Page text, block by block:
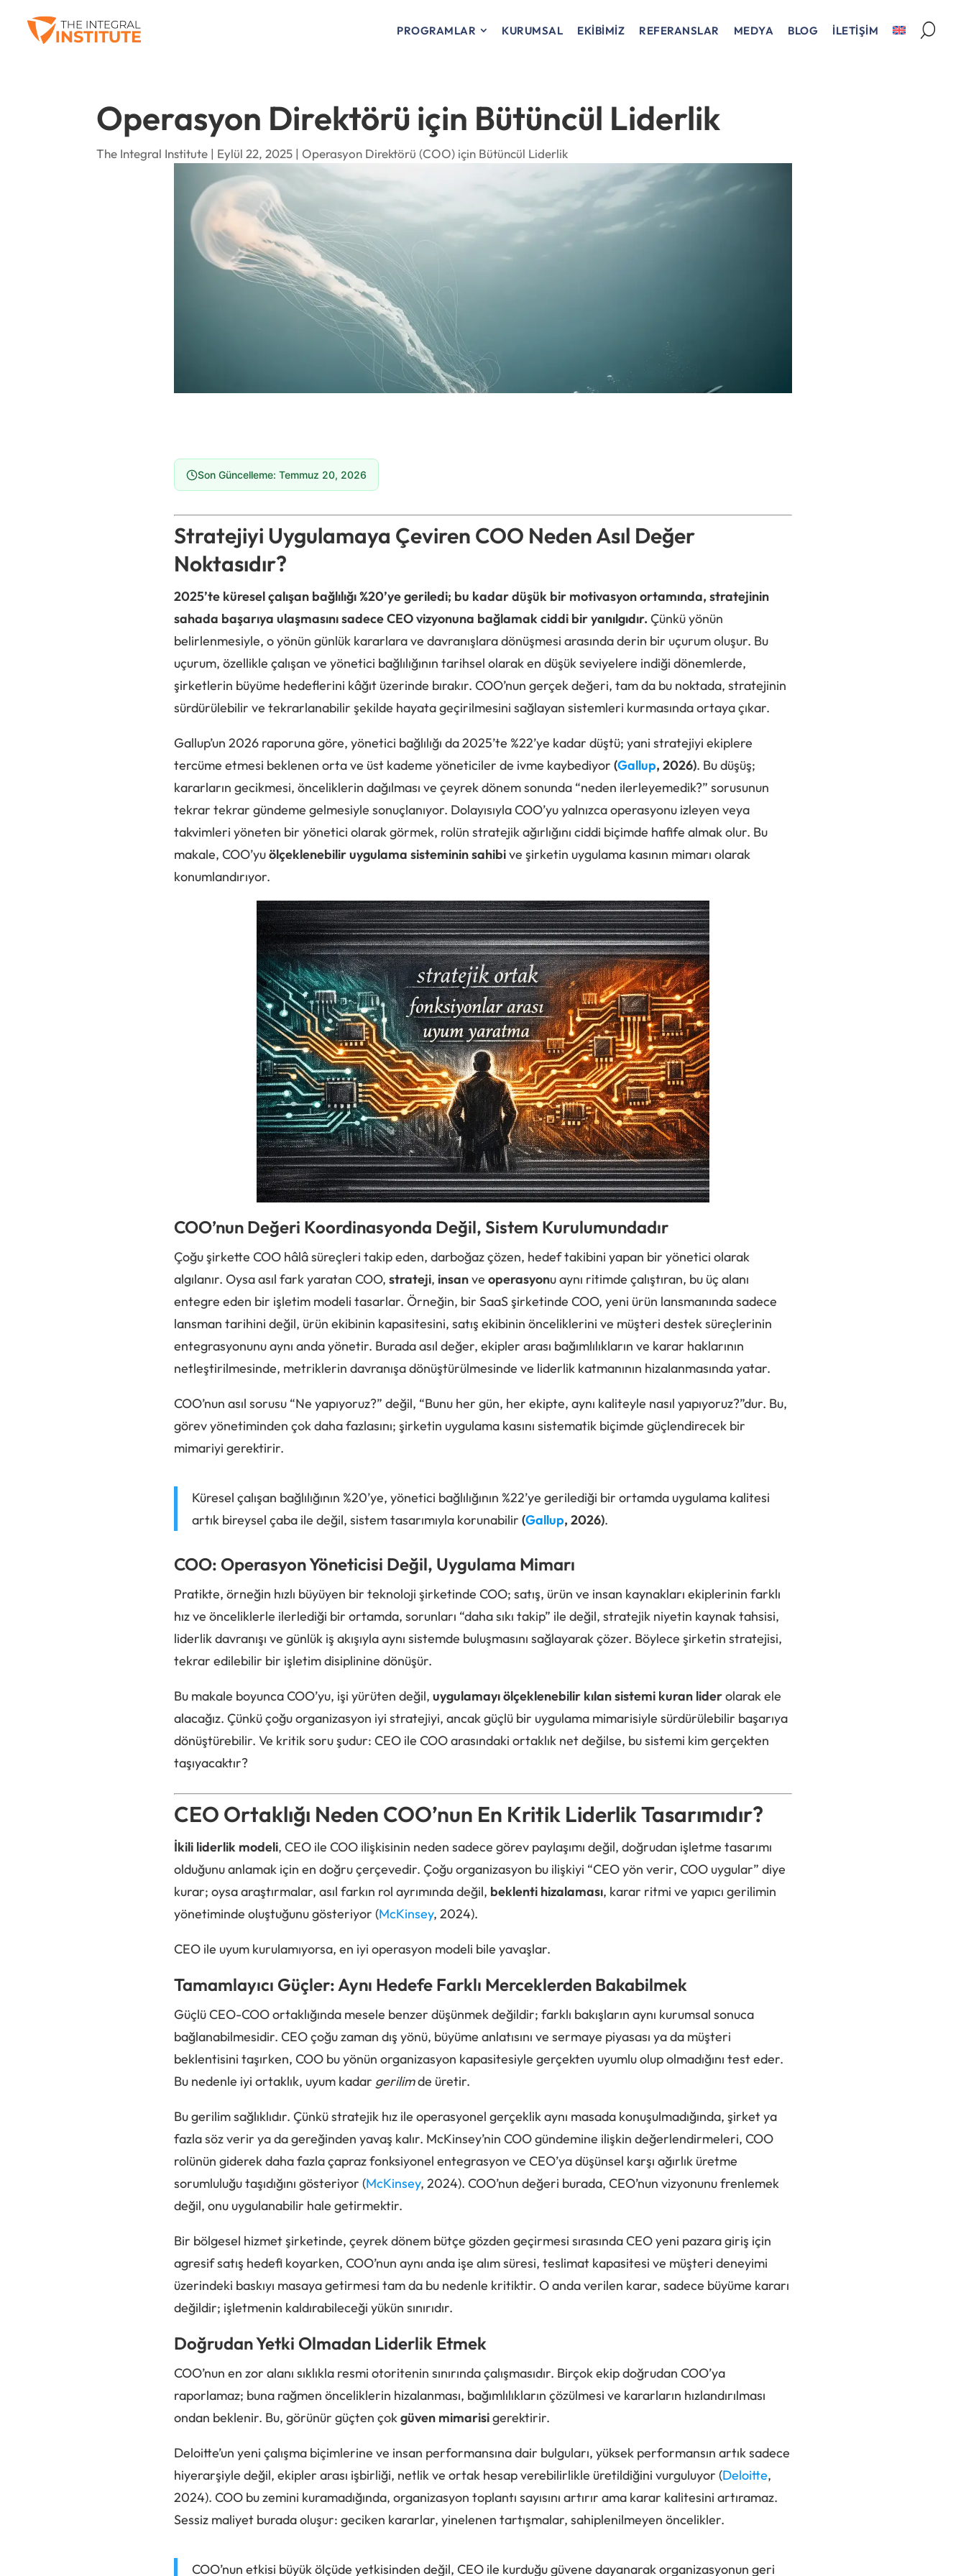
PROGRAMLAR KURUMSAL EKİBİMİZ REFERANSLAR MEDYA BLOG İLETİŞİM
Operasyon Direktörü için Bütüncül Liderlik
The Integral Institute | Eylül 22, 2025 |Operasyon Direktörü (COO) için Bütüncül Liderlik
Son Güncelleme: Temmuz 20, 2026
Stratejiyi Uygulamaya Çeviren COO Neden Asıl Değer
Noktasıdır?
2025’te küresel çalışan bağlılığı %20’ye geriledi; bu kadar düşük bir motivasyon ortamında, stratejinin
sahada başarıya ulaşmasını sadece CEO vizyonuna bağlamak ciddi bir yanılgıdır. Çünkü yönün
belirlenmesiyle, o yönün günlük kararlara ve davranışlara dönüşmesi arasında derin bir uçurum oluşur. Bu
uçurum, özellikle çalışan ve yönetici bağlılığının tarihsel olarak en düşük seviyelere indiği dönemlerde,
şirketlerin büyüme hedeflerini kâğıt üzerinde bırakır. COO’nun gerçek değeri, tam da bu noktada, stratejinin
sürdürülebilir ve tekrarlanabilir şekilde hayata geçirilmesini sağlayan sistemleri kurmasında ortaya çıkar.
Gallup’un 2026 raporuna göre, yönetici bağlılığı da 2025’te %22’ye kadar düştü; yani stratejiyi ekiplere
tercüme etmesi beklenen orta ve üst kademe yöneticiler de ivme kaybediyor (Gallup, 2026). Bu düşüş;
kararların gecikmesi, önceliklerin dağılması ve çeyrek dönem sonunda “neden ilerleyemedik?” sorusunun
tekrar tekrar gündeme gelmesiyle sonuçlanıyor. Dolayısıyla COO’yu yalnızca operasyonu izleyen veya
takvimleri yöneten bir yönetici olarak görmek, rolün stratejik ağırlığını ciddi biçimde hafife almak olur. Bu
makale, COO’yuölçeklenebilir uygulama sisteminin sahibive şirketin uygulama kasının mimarı olarak
konumlandırıyor.
COO’nun Değeri Koordinasyonda Değil, Sistem Kurulumundadır
Çoğu şirkette COO hâlâ süreçleri takip eden, darboğaz çözen, hedef takibini yapan bir yönetici olarak
algılanır. Oysa asıl fark yaratan COO, strateji, insanve operasyonu aynı ritimde çalıştıran, bu üç alanı
entegre eden bir işletim modeli tasarlar. Örneğin, bir SaaS şirketinde COO, yeni ürün lansmanında sadece
lansman tarihini değil, ürün ekibinin kapasitesini, satış ekibinin önceliklerini ve müşteri destek süreçlerinin
entegrasyonunu aynı anda yönetir. Burada asıl değer, ekipler arası bağımlılıkların ve karar haklarının
netleştirilmesinde, metriklerin davranışa dönüştürülmesinde ve liderlik katmanının hizalanmasında yatar.
COO’nun asıl sorusu “Ne yapıyoruz?” değil, “Bunu her gün, her ekipte, aynı kaliteyle nasıl yapıyoruz?”dur. Bu,
görev yönetiminden çok daha fazlasını; şirketin uygulama kasını sistematik biçimde güçlendirecek bir
mimariyi gerektirir.
Küresel çalışan bağlılığının %20’ye, yönetici bağlılığının %22’ye gerilediği bir ortamda uygulama kalitesi
artık bireysel çaba ile değil, sistem tasarımıyla korunabilir (Gallup, 2026).
COO: Operasyon Yöneticisi Değil, Uygulama Mimarı
Pratikte, örneğin hızlı büyüyen bir teknoloji şirketinde COO; satış, ürün ve insan kaynakları ekiplerinin farklı
hız ve önceliklerle ilerlediği bir ortamda, sorunları “daha sıkı takip” ile değil, stratejik niyetin kaynak tahsisi,
liderlik davranışı ve günlük iş akışıyla aynı sistemde buluşmasını sağlayarak çözer. Böylece şirketin stratejisi,
tekrar edilebilir bir işletim disiplinine dönüşür.
Bu makale boyunca COO’yu, işi yürüten değil, uygulamayı ölçeklenebilir kılan sistemi kuran liderolarak ele
alacağız. Çünkü çoğu organizasyon iyi stratejiyi, ancak güçlü bir uygulama mimarisiyle sürdürülebilir başarıya
dönüştürebilir. Ve kritik soru şudur: CEO ile COO arasındaki ortaklık net değilse, bu sistemi kim gerçekten
taşıyacaktır?
CEO Ortaklığı Neden COO’nun En Kritik Liderlik Tasarımıdır?
İkili liderlik modeli, CEO ile COO ilişkisinin neden sadece görev paylaşımı değil, doğrudan işletme tasarımı
olduğunu anlamak için en doğru çerçevedir. Çoğu organizasyon bu ilişkiyi “CEO yön verir, COO uygular” diye
kurar; oysa araştırmalar, asıl farkın rol ayrımında değil, beklenti hizalaması, karar ritmi ve yapıcı gerilimin
yönetiminde oluştuğunu gösteriyor (McKinsey, 2024).
CEO ile uyum kurulamıyorsa, en iyi operasyon modeli bile yavaşlar.
Tamamlayıcı Güçler: Aynı Hedefe Farklı Merceklerden Bakabilmek
Güçlü CEO-COO ortaklığında mesele benzer düşünmek değildir; farklı bakışların aynı kurumsal sonuca
bağlanabilmesidir. CEO çoğu zaman dış yönü, büyüme anlatısını ve sermaye piyasası ya da müşteri
beklentisini taşırken, COO bu yönün organizasyon kapasitesiyle gerçekten uyumlu olup olmadığını test eder.
Bu nedenle iyi ortaklık, uyum kadar gerilimde üretir.
Bu gerilim sağlıklıdır. Çünkü stratejik hız ile operasyonel gerçeklik aynı masada konuşulmadığında, şirket ya
fazla söz verir ya da gereğinden yavaş kalır. McKinsey’nin COO gündemine ilişkin değerlendirmeleri, COO
rolünün giderek daha fazla çapraz fonksiyonel entegrasyon ve CEO’ya düşünsel karşı ağırlık üretme
sorumluluğu taşıdığını gösteriyor (McKinsey, 2024). COO’nun değeri burada, CEO’nun vizyonunu frenlemek
değil, onu uygulanabilir hale getirmektir.
Bir bölgesel hizmet şirketinde, çeyrek dönem bütçe gözden geçirmesi sırasında CEO yeni pazara giriş için
agresif satış hedefi koyarken, COO’nun aynı anda işe alım süresi, teslimat kapasitesi ve müşteri deneyimi
üzerindeki baskıyı masaya getirmesi tam da bu nedenle kritiktir. O anda verilen karar, sadece büyüme kararı
değildir; işletmenin kaldırabileceği yükün sınırıdır.
Doğrudan Yetki Olmadan Liderlik Etmek
COO’nun en zor alanı sıklıkla resmi otoritenin sınırında çalışmasıdır. Birçok ekip doğrudan COO’ya
raporlamaz; buna rağmen önceliklerin hizalanması, bağımlılıkların çözülmesi ve kararların hızlandırılması
ondan beklenir. Bu, görünür güçten çokgüven mimarisigerektirir.
Deloitte’un yeni çalışma biçimlerine ve insan performansına dair bulguları, yüksek performansın artık sadece
hiyerarşiyle değil, ekipler arası işbirliği, netlik ve ortak hesap verebilirlikle üretildiğini vurguluyor (Deloitte,
2024). COO bu zemini kuramadığında, organizasyon toplantı sayısını artırır ama karar kalitesini artıramaz.
Sessiz maliyet burada oluşur: geciken kararlar, yinelenen tartışmalar, sahiplenilmeyen öncelikler.
COO’nun etkisi büyük ölçüde yetkisinden değil, CEO ile kurduğu güvene dayanarak organizasyonun geri